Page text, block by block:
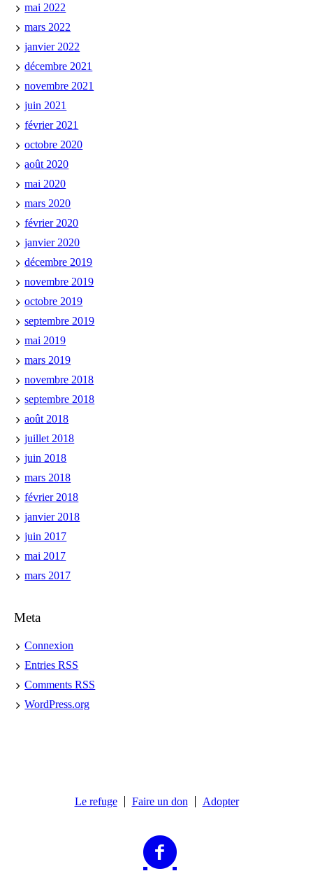
mai 2022
mars 2022
janvier 2022
décembre 2021
novembre 2021
juin 2021
février 2021
octobre 2020
août 2020
mai 2020
mars 2020
février 2020
janvier 2020
décembre 2019
novembre 2019
octobre 2019
septembre 2019
mai 2019
mars 2019
novembre 2018
septembre 2018
août 2018
juillet 2018
juin 2018
mars 2018
février 2018
janvier 2018
juin 2017
mai 2017
mars 2017
Meta
Connexion
EntriesRSS
CommentsRSS
WordPress.org
Le refuge Faire un don Adopter